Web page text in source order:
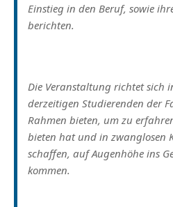
Einstieg in den Beruf, sowie
berichten.
Die Veranstaltung richtet sich
derzeitigen Studierenden der
Rahmen bieten, um zu
bieten hat und in zwanglosen
schaffen, auf Augenhöhe ins
kommen.